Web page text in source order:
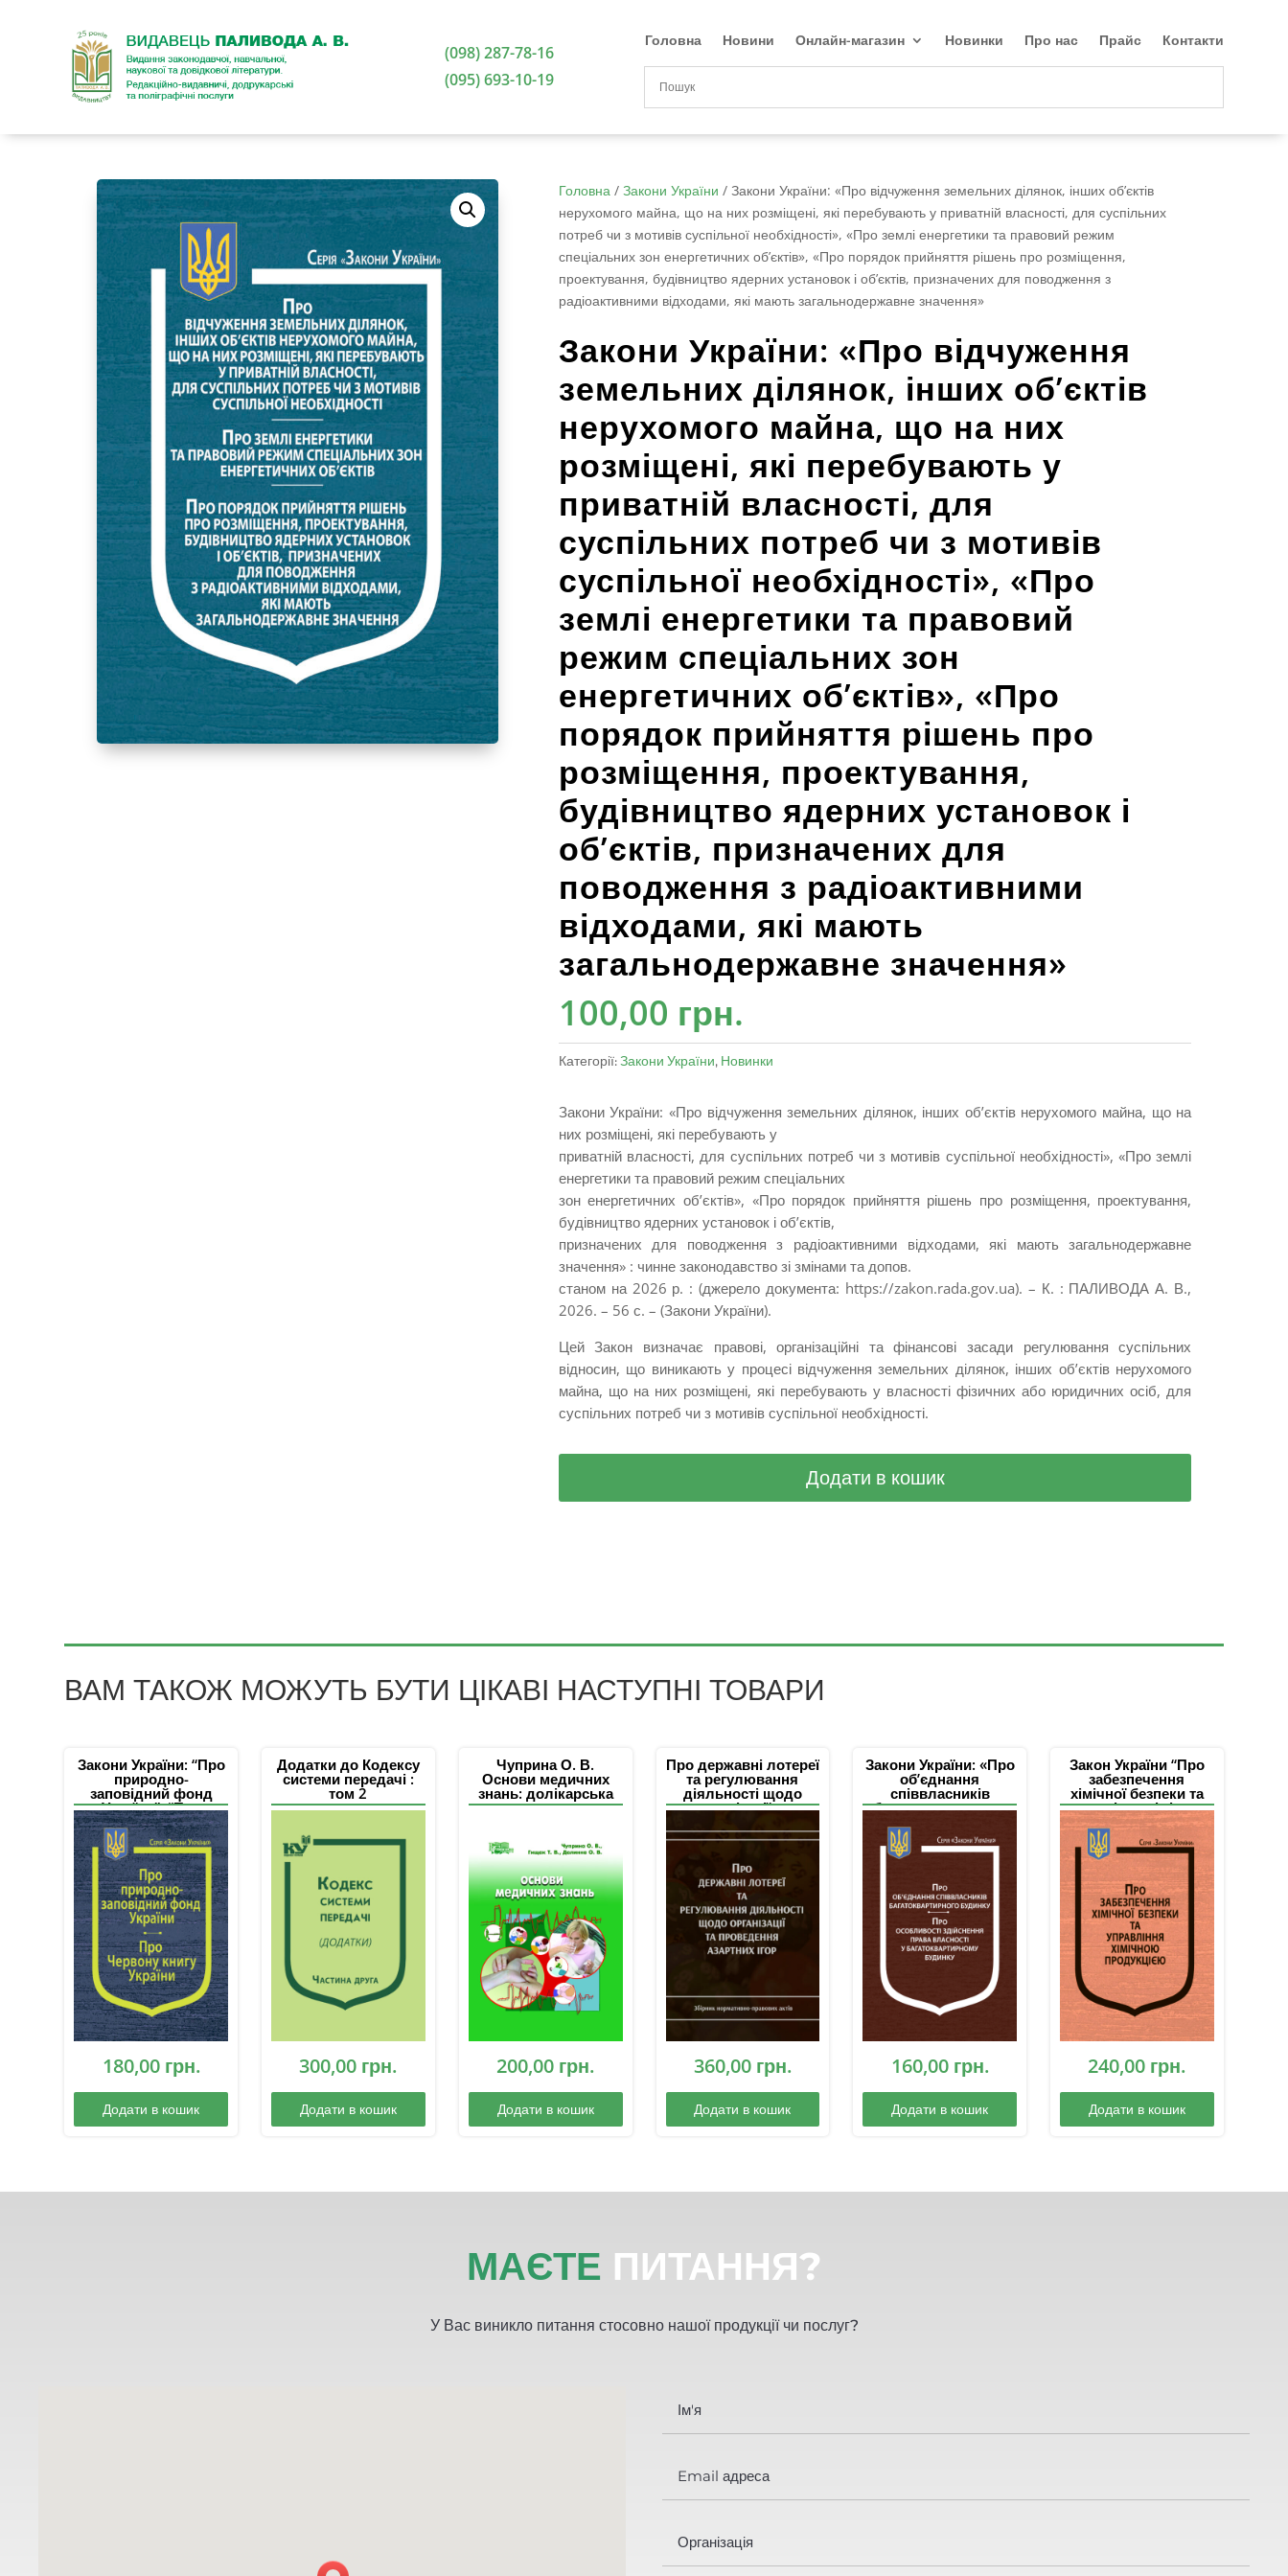
(098) 287-78-16
(095) 693-10-19
Головна Новини Онлайн-магазин Новинки Про нас Прайс Контакти
Головна / Закони України / Закони України: «Про відчуження земельних ділянок, інших об’єктів
нерухомого майна, що на них розміщені, які перебувають у приватній власності, для суспільних
потреб чи з мотивів суспільної необхідності», «Про землі енергетики та правовий режим
спеціальних зон енергетичних об’єктів», «Про порядок прийняття рішень про розміщення,
проектування, будівництво ядерних установок і об’єктів, призначених для поводження з
радіоактивними відходами, які мають загальнодержавне значення»
Закони України: «Про відчуження
земельних ділянок, інших об’єктів
нерухомого майна, що на них
розміщені, які перебувають у
приватній власності, для
суспільних потреб чи з мотивів
суспільної необхідності», «Про
землі енергетики та правовий
режим спеціальних зон
енергетичних об’єктів», «Про
порядок прийняття рішень про
розміщення, проектування,
будівництво ядерних установок і
об’єктів, призначених для
поводження з радіоактивними
відходами, які мають
загальнодержавне значення»
100,00 грн.
Категорії:Закони України, Новинки
Закони України: «Про відчуження земельних ділянок, інших об’єктів нерухомого майна, що на
них розміщені, які перебувають у
приватній власності, для суспільних потреб чи з мотивів суспільної необхідності», «Про землі
енергетики та правовий режим спеціальних
зон енергетичних об’єктів», «Про порядок прийняття рішень про розміщення, проектування,
будівництво ядерних установок і об’єктів,
призначених для поводження з радіоактивними відходами, які мають загальнодержавне
значення» : чинне законодавство зі змінами та допов.
станом на 2026 р. : (джерело документа: https://zakon.rada.gov.ua). – К. : ПАЛИВОДА А. В.,
2026. – 56 с. – (Закони України).
Цей Закон визначає правові, організаційні та фінансові засади регулювання суспільних
відносин, що виникають у процесі відчуження земельних ділянок, інших об’єктів нерухомого
майна, що на них розміщені, які перебувають у власності фізичних або юридичних осіб, для
суспільних потреб чи з мотивів суспільної необхідності.
Додати в кошик
ВАМ ТАКОЖ МОЖУТЬ БУТИ ЦІКАВІ НАСТУПНІ ТОВАРИ
Закони України: “Про
природно-
заповідний фонд
України”, “Про
Червону книгу
України”, Постанова
Кабінетe Міністрів
України «Про
затвердження
Положення про
Зелену книгу
України»
180,00 грн.
Додати в кошик
Додатки до Кодексу
системи передачі :
том 2
300,00 грн.
Додати в кошик
Чуприна О. В.
Основи медичних
знань: долікарська
допомога та медико-
200,00 грн.
Додати в кошик
Про державні лотереї
та регулювання
діяльності щодо
організації та
ігор: збірник
правових актів
360,00 грн.
Додати в кошик
Закони України: «Про
об’єднання
співвласників
багатоквартирного
будинку», “Про
особливості
здійснення права
власності у
багатоквартирному
будинку”
160,00 грн.
Додати в кошик
Закон України “Про
забезпечення
хімічної безпеки та
управління хімічною
продукцією”
240,00 грн.
Додати в кошик
МАЄТЕ ПИТАННЯ?
У Вас виникло питання стосовно нашої продукції чи послуг?